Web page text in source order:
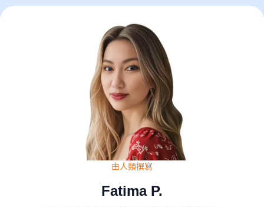
由人類撰寫
Fatima P.